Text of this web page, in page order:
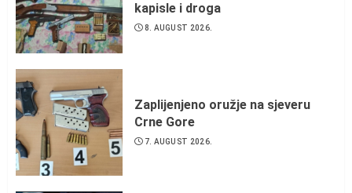
kapisle i droga
8. AUGUST 2026.
Zaplijenjeno oružje na sjeveru
Crne Gore
7. AUGUST 2026.